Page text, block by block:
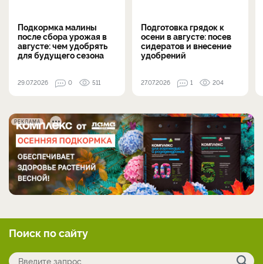
Подкормка малины
после сбора урожая в
августе: чем удобрять
для будущего сезона
29.07.2026 0 511
Подготовка грядок к
осени в августе: посев
сидератов и внесение
удобрений
27.07.2026 1 204
РЕКЛАМА
Поиск по сайту